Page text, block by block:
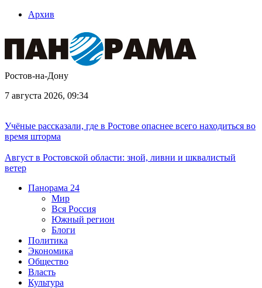
Архив
Ростов-на-Дону
7 августа 2026, 09:34
Учёные рассказали, где в Ростове опаснее всего находиться во
время шторма
Август в Ростовской области: зной, ливни и шквалистый
ветер
Панорама 24
Мир
Вся Россия
Южный регион
Блоги
Политика
Экономика
Общество
Власть
Культура